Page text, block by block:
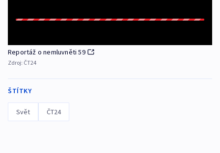
Reportáž o nemluvněti 59
Zdroj: ČT24
ŠTÍTKY
Svět ČT24